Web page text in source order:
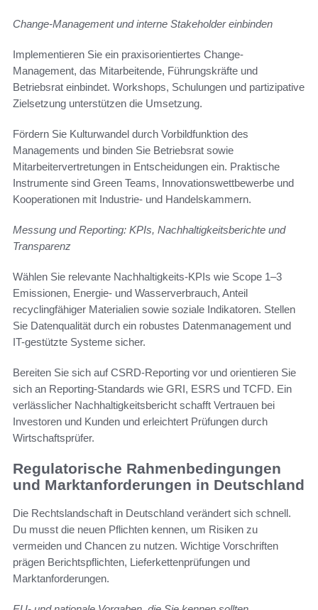
Change-Management und interne Stakeholder einbinden
Implementieren Sie ein praxisorientiertes Change-
Management, das Mitarbeitende, Führungskräfte und
Betriebsrat einbindet. Workshops, Schulungen und partizipative
Zielsetzung unterstützen die Umsetzung.
Fördern Sie Kulturwandel durch Vorbildfunktion des
Managements und binden Sie Betriebsrat sowie
Mitarbeitervertretungen in Entscheidungen ein. Praktische
Instrumente sind Green Teams, Innovationswettbewerbe und
Kooperationen mit Industrie- und Handelskammern.
Messung und Reporting: KPIs, Nachhaltigkeitsberichte und
Transparenz
Wählen Sie relevante Nachhaltigkeits-KPIs wie Scope 1–3
Emissionen, Energie- und Wasserverbrauch, Anteil
recyclingfähiger Materialien sowie soziale Indikatoren. Stellen
Sie Datenqualität durch ein robustes Datenmanagement und
IT-gestützte Systeme sicher.
Bereiten Sie sich auf CSRD-Reporting vor und orientieren Sie
sich an Reporting-Standards wie GRI, ESRS und TCFD. Ein
verlässlicher Nachhaltigkeitsbericht schafft Vertrauen bei
Investoren und Kunden und erleichtert Prüfungen durch
Wirtschaftsprüfer.
Regulatorische Rahmenbedingungen
und Marktanforderungen in Deutschland
Die Rechtslandschaft in Deutschland verändert sich schnell.
Du musst die neuen Pflichten kennen, um Risiken zu
vermeiden und Chancen zu nutzen. Wichtige Vorschriften
prägen Berichtspflichten, Lieferkettenprüfungen und
Marktanforderungen.